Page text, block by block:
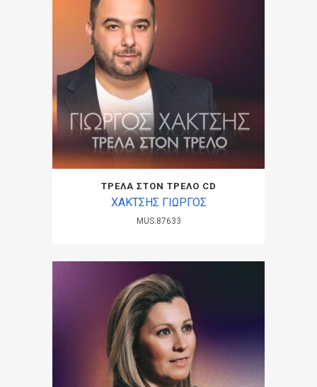
ΤΡΕΛΑ ΣΤΟΝ ΤΡΕΛΟ CD
ΧΑΚΤΣΗΣ ΓΙΩΡΓΟΣ
MUS.87633